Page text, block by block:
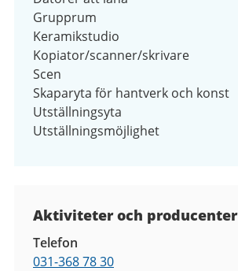
Grupprum
Keramikstudio
Kopiator/scanner/skrivare
Scen
Skaparyta för hantverk och konst
Utställningsyta
Utställningsmöjlighet
Aktiviteter och producenter
Telefon
031-368 78 30